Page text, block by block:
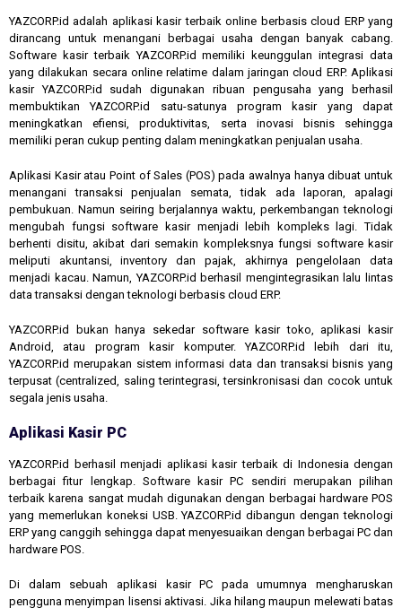
YAZCORP.id adalah aplikasi kasir terbaik online berbasis cloud ERP yang
dirancang untuk menangani berbagai usaha dengan banyak cabang.
Software kasir terbaik YAZCORP.id memiliki keunggulan integrasi data
yang dilakukan secara online relatime dalam jaringan cloud ERP. Aplikasi
kasir YAZCORP.id sudah digunakan ribuan pengusaha yang berhasil
membuktikan YAZCORP.id satu-satunya program kasir yang dapat
meningkatkan efiensi, produktivitas, serta inovasi bisnis sehingga
memiliki peran cukup penting dalam meningkatkan penjualan usaha.
Aplikasi Kasir atau Point of Sales (POS) pada awalnya hanya dibuat untuk
menangani transaksi penjualan semata, tidak ada laporan, apalagi
pembukuan. Namun seiring berjalannya waktu, perkembangan teknologi
mengubah fungsi software kasir menjadi lebih kompleks lagi. Tidak
berhenti disitu, akibat dari semakin kompleksnya fungsi software kasir
meliputi akuntansi, inventory dan pajak, akhirnya pengelolaan data
menjadi kacau. Namun, YAZCORP.id berhasil mengintegrasikan lalu lintas
data transaksi dengan teknologi berbasis cloud ERP.
YAZCORP.id bukan hanya sekedar software kasir toko, aplikasi kasir
Android, atau program kasir komputer. YAZCORP.id lebih dari itu,
YAZCORP.id merupakan sistem informasi data dan transaksi bisnis yang
terpusat (centralized, saling terintegrasi, tersinkronisasi dan cocok untuk
segala jenis usaha.
Aplikasi Kasir PC
YAZCORP.id berhasil menjadi aplikasi kasir terbaik di Indonesia dengan
berbagai fitur lengkap. Software kasir PC sendiri merupakan pilihan
terbaik karena sangat mudah digunakan dengan berbagai hardware POS
yang memerlukan koneksi USB. YAZCORP.id dibangun dengan teknologi
ERP yang canggih sehingga dapat menyesuaikan dengan berbagai PC dan
hardware POS.
Di dalam sebuah aplikasi kasir PC pada umumnya mengharuskan
pengguna menyimpan lisensi aktivasi. Jika hilang maupun melewati batas